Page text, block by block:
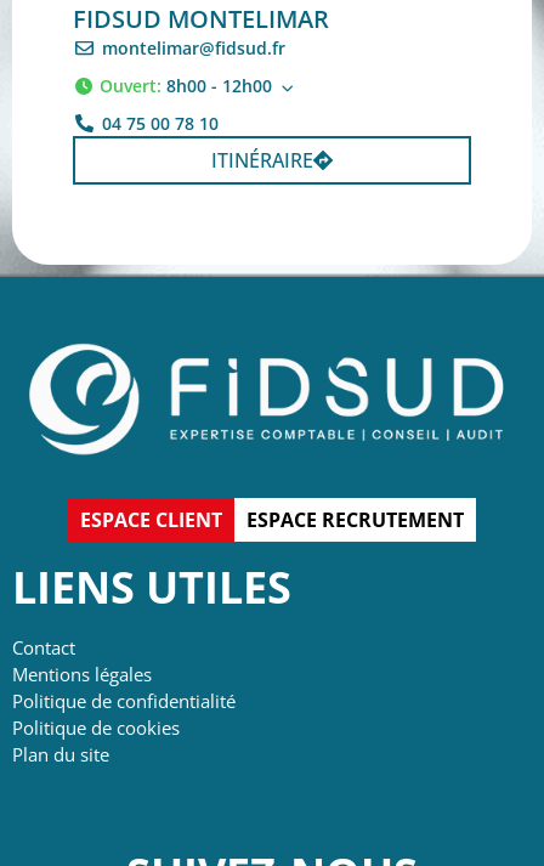
FIDSUD MONTELIMAR
montelimar@fidsud.fr
Ouvert: 8h00 - 12h00
04 75 00 78 10
ITINÉRAIRE
ESPACE CLIENT ESPACE RECRUTEMENT
LIENS UTILES
Contact
Mentions légales
Politique de confidentialité
Politique de cookies
Plan du site